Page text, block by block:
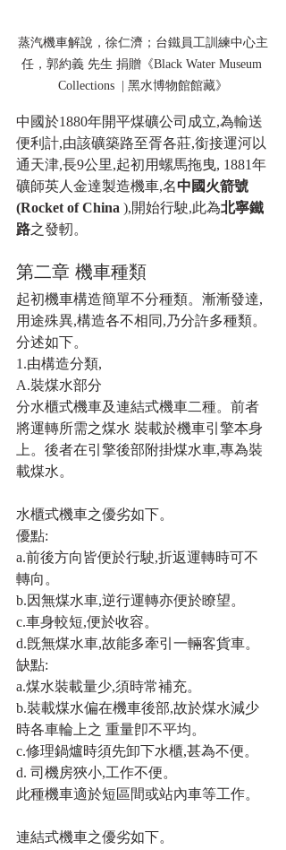
蒸汽機車解說，徐仁濟；台鐵員工訓練中心主
任，郭約義 先生 捐贈《Black Water Museum
Collections  | 黑水博物館館藏》
中國於1880年開平煤礦公司成立,為輸送
便利計,由該礦築路至胥各莊,銜接運河以
通天津,長9公里,起初用螺馬拖曳, 1881年
礦師英人金達製造機車,名中國火箭號
(Rocket of China ),開始行駛,此為北寧鐵
路之發軔。
第二章 機車種類
起初機車構造簡單不分種類。漸漸發達,
用途殊異,構造各不相同,乃分許多種類。
分述如下。
1.由構造分類,
A.裝煤水部分
分水櫃式機車及連結式機車二種。前者
將運轉所需之煤水 裝載於機車引擎本身
上。後者在引擎後部附掛煤水車,專為裝
載煤水。
水櫃式機車之優劣如下。
優點:
a.前後方向皆便於行駛,折返運轉時可不
轉向。
b.因無煤水車,逆行運轉亦便於瞭望。
c.車身較短,便於收容。
d.旣無煤水車,故能多牽引一輛客貨車。
缺點:
a.煤水裝載量少,須時常補充。
b.裝載煤水偏在機車後部,故於煤水減少
時各車輪上之 重量卽不平均。
c.修理鍋爐時須先卸下水櫃,甚為不便。
d. 司機房狹小,工作不便。
此種機車適於短區間或站內車等工作。
連結式機車之優劣如下。